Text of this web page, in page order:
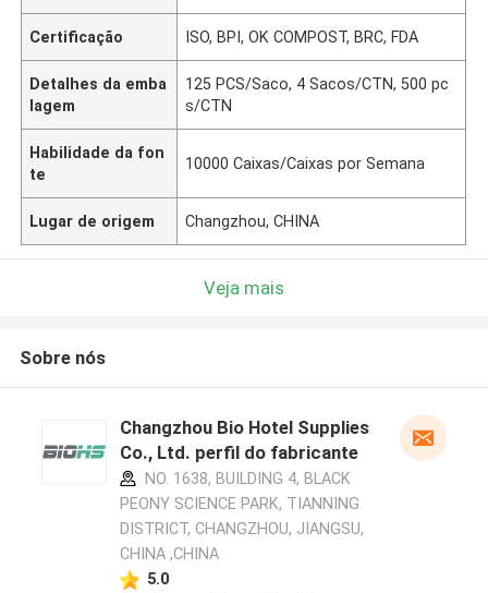
Certificação ISO, BPI, OK COMPOST, BRC, FDA
Detalhes da emba
lagem
125 PCS/Saco, 4 Sacos/CTN, 500 pc
s/CTN
Habilidade da fon
te
10000 Caixas/Caixas por Semana
Lugar de origem Changzhou, CHINA
Veja mais
Sobre nós
Changzhou Bio Hotel Supplies
Co., Ltd. perfil do fabricante
NO. 1638, BUILDING 4, BLACK
PEONY SCIENCE PARK, TIANNING
DISTRICT, CHANGZHOU, JIANGSU,
CHINA ,CHINA
5.0